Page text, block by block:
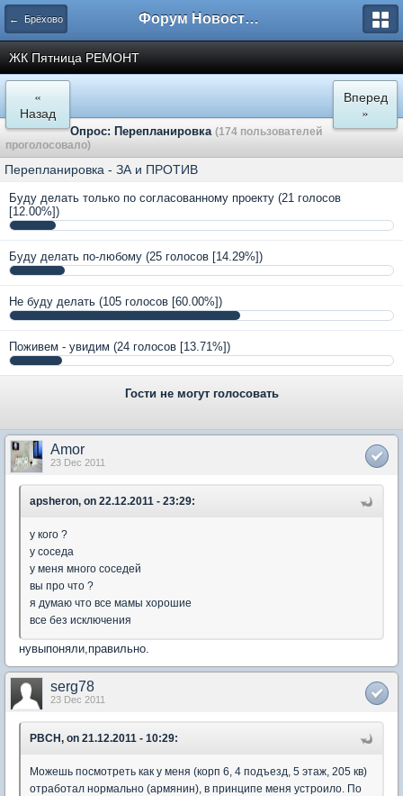
← Брёхово Форум Новостройки
ЖК Пятница РЕМОНТ
«
Назад
Вперед
»
Опрос: Перепланировка (174 пользователей
проголосовало)
Перепланировка - ЗА и ПРОТИВ
Буду делать только по согласованному проекту (21 голосов
[12.00%])
Буду делать по-любому (25 голосов [14.29%])
Не буду делать (105 голосов [60.00%])
Поживем - увидим (24 голосов [13.71%])
Гости не могут голосовать
Amor
23 Dec 2011
apsheron, on 22.12.2011 - 23:29:
у кого ?
у соседа
у меня много соседей
вы про что ?
я думаю что все мамы хорошие
все без исключения
нувыпоняли,правильно.
serg78
23 Dec 2011
PBCH, on 21.12.2011 - 10:29:
Можешь посмотреть как у меня (корп 6, 4 подъезд, 5 этаж, 205 кв)
отработал нормально (армянин), в принципе меня устроило. По